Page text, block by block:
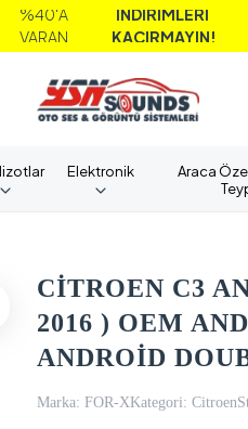
İNDİRİMLERİ
KAÇIRMAYIN!
Elektronik
Araca
CİTROEN C3
2016 ) OEM
ANDROİD
Marka: FOR-XKategori: Citroen